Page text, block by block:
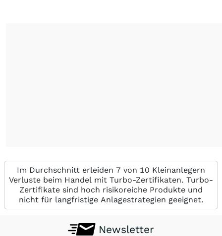
Im Durchschnitt erleiden 7 von 10 Kleinanlegern
Verluste beim Handel mit Turbo-Zertifikaten. Turbo-
Zertifikate sind hoch risikoreiche Produkte und
nicht für langfristige Anlagestrategien geeignet.
Newsletter